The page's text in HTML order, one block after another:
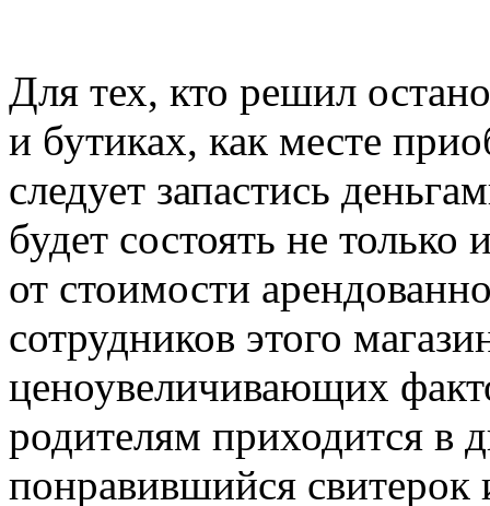
Для тех, кто решил
и бутиках, как месте
следует запастись
будет состоять не только
от стоимости
сотрудников этого
ценоувеличивающих
родителям приходится в
понравившийся